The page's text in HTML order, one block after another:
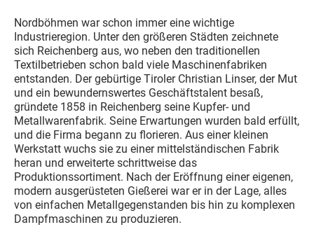
Nordböhmen war schon immer eine wichtige
Industrieregion. Unter den größeren Städten zeichnete
sich Reichenberg aus, wo neben den traditionellen
Textilbetrieben schon bald viele Maschinenfabriken
entstanden. Der gebürtige Tiroler Christian Linser, der Mut
und ein bewundernswertes Geschäftstalent besaß,
gründete 1858 in Reichenberg seine Kupfer- und
Metallwarenfabrik. Seine Erwartungen wurden bald erfüllt,
und die Firma begann zu florieren. Aus einer kleinen
Werkstatt wuchs sie zu einer mittelständischen Fabrik
heran und erweiterte schrittweise das
Produktionssortiment. Nach der Eröffnung einer eigenen,
modern ausgerüsteten Gießerei war er in der Lage, alles
von einfachen Metallgegenstanden bis hin zu komplexen
Dampfmaschinen zu produzieren.